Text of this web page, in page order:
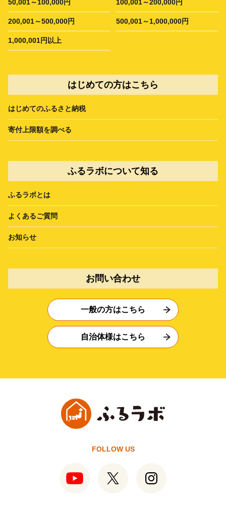
50,001～100,000円 100,001～200,000円
200,001～500,000円 500,001～1,000,000円
1,000,001円以上
はじめての方はこちら
はじめてのふるさと納税
寄付上限額を調べる
ふるラボについて知る
ふるラボとは
よくあるご質問
お知らせ
お問い合わせ
一般の方はこちら
自治体様はこちら
FOLLOW US